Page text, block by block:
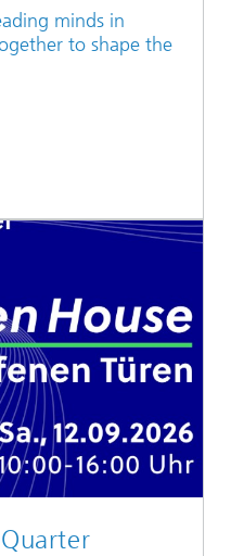
minds in
to shape the